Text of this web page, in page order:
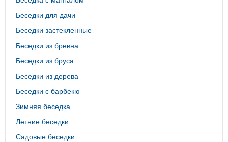
Беседки для дачи
Беседки застекленные
Беседки из бревна
Беседки из бруса
Беседки из дерева
Беседки с барбекю
Зимняя беседка
Летние беседки
Садовые беседки